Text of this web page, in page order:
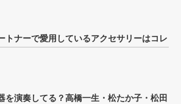
トナーで愛用しているアクセサリーはコレ
を演奏してる？高橋一生・松たか子・松田